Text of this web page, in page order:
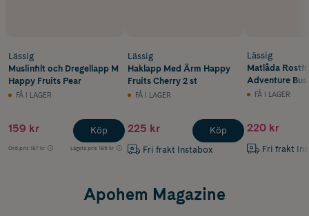
Lässig
Muslinfilt och Dregellapp M
Happy Fruits Pear
FÅ I LAGER
159 kr
Ord.pris 187 kr Lägsta pris 185 kr
Köp
Lässig
Haklapp Med Ärm Happy
Fruits Cherry 2 st
FÅ I LAGER
225 kr
Fri frakt Instabox
Köp
Lässig
Matlåda
Adventure Bus
FÅ I LAGER
220 kr
Fri frakt
Apohem Magazine